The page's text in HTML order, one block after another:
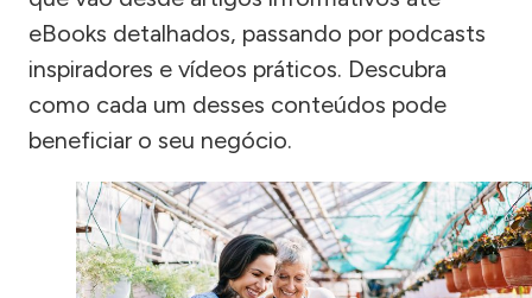
eBooks detalhados, passando por podcasts
inspiradores e vídeos práticos. Descubra
como cada um desses conteúdos pode
beneficiar o seu negócio.